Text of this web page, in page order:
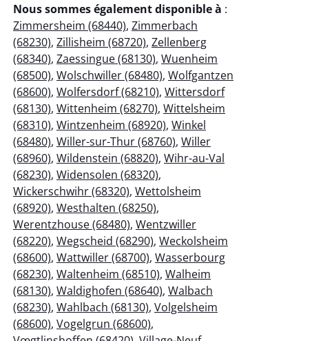
Nous sommes également disponible à :
Zimmersheim (68440), Zimmerbach
(68230), Zillisheim (68720), Zellenberg
(68340), Zaessingue (68130), Wuenheim
(68500), Wolschwiller (68480), Wolfgantzen
(68600), Wolfersdorf (68210), Wittersdorf
(68130), Wittenheim (68270), Wittelsheim
(68310), Wintzenheim (68920), Winkel
(68480), Willer-sur-Thur (68760), Willer
(68960), Wildenstein (68820), Wihr-au-Val
(68230), Widensolen (68320),
Wickerschwihr (68320), Wettolsheim
(68920), Westhalten (68250),
Werentzhouse (68480), Wentzwiller
(68220), Wegscheid (68290), Weckolsheim
(68600), Wattwiller (68700), Wasserbourg
(68230), Waltenheim (68510), Walheim
(68130), Waldighofen (68640), Walbach
(68230), Wahlbach (68130), Volgelsheim
(68600), Vogelgrun (68600),